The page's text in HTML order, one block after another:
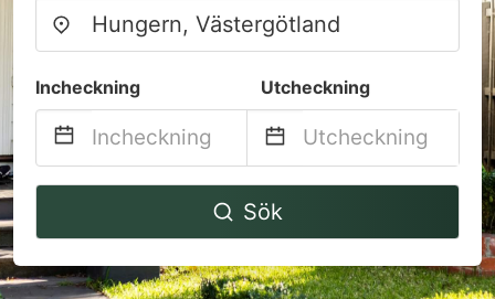
Incheckning Utcheckning
Navigate
to
interact
Navigate
to
interact
Sök